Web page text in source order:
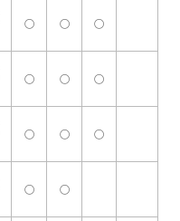
○ ○ ○
○ ○ ○
○ ○ ○
○ ○